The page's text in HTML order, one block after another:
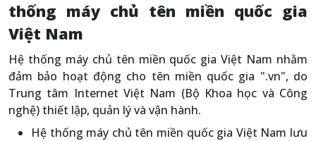
thống máy chủ tên miền quốc gia
Việt Nam
Hệ thống máy chủ tên miền quốc gia Việt Nam nhằm
đảm bảo hoạt động cho tên miền quốc gia ".vn", do
Trung tâm Internet Việt Nam (Bộ Khoa học và Công
nghệ) thiết lập, quản lý và vận hành.
Hệ thống máy chủ tên miền quốc gia Việt Nam lưu